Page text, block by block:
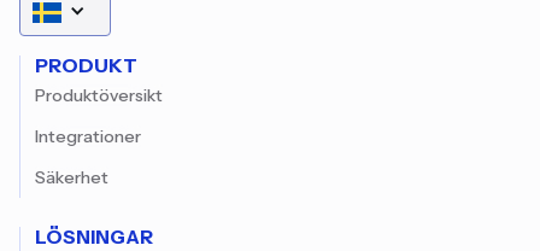
PRODUKT
Produktöversikt
Integrationer
Säkerhet
LÖSNINGAR